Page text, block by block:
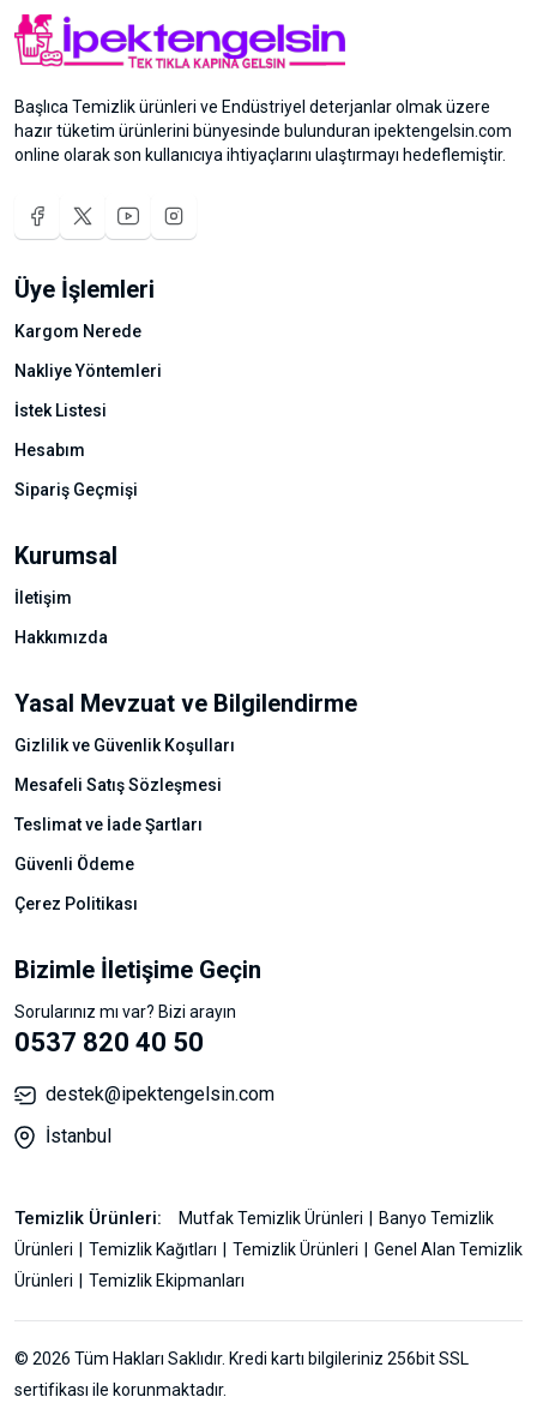
Başlıca Temizlik ürünleri ve Endüstriyel deterjanlar olmak üzere
hazır tüketim ürünlerini bünyesinde bulunduran ipektengelsin.com
online olarak son kullanıcıya ihtiyaçlarını ulaştırmayı hedeflemiştir.
Üye İşlemleri
Kargom Nerede
Nakliye Yöntemleri
İstek Listesi
Hesabım
Sipariş Geçmişi
Kurumsal
İletişim
Hakkımızda
Yasal Mevzuat ve Bilgilendirme
Gizlilik ve Güvenlik Koşulları
Mesafeli Satış Sözleşmesi
Teslimat ve İade Şartları
Güvenli Ödeme
Çerez Politikası
Bizimle İletişime Geçin
Sorularınız mı var? Bizi arayın
0537 820 40 50
destek@ipektengelsin.com
İstanbul
Temizlik Ürünleri: Mutfak Temizlik Ürünleri
Banyo Temizlik
Ürünleri
Temizlik Kağıtları Temizlik Ürünleri
Genel Alan Temizlik
Ürünleri
Temizlik Ekipmanları
© 2026 Tüm Hakları Saklıdır. Kredi kartı bilgileriniz 256bit SSL
sertifikası ile korunmaktadır.